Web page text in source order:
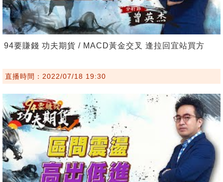
94要賺錢 功夫期貨 / MACD黃金交叉 逢拉回宜站買方
直播時間：2022/07/18 19:30